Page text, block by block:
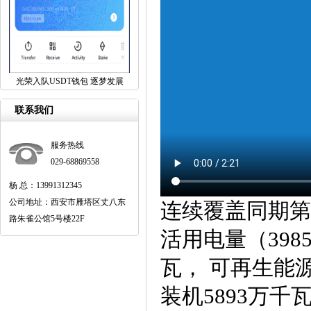
光荣入队USDT钱包 逐梦发展
联系我们
服务热线
029-68869558
杨 总：13991312345
公司地址：西安市雁塔区丈八东
路朱雀公馆5号楼22F
连续覆盖同期
活用电量（
瓦， 可再生能
装机5893万千